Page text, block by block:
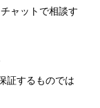
ャットで相談す
証するものでは